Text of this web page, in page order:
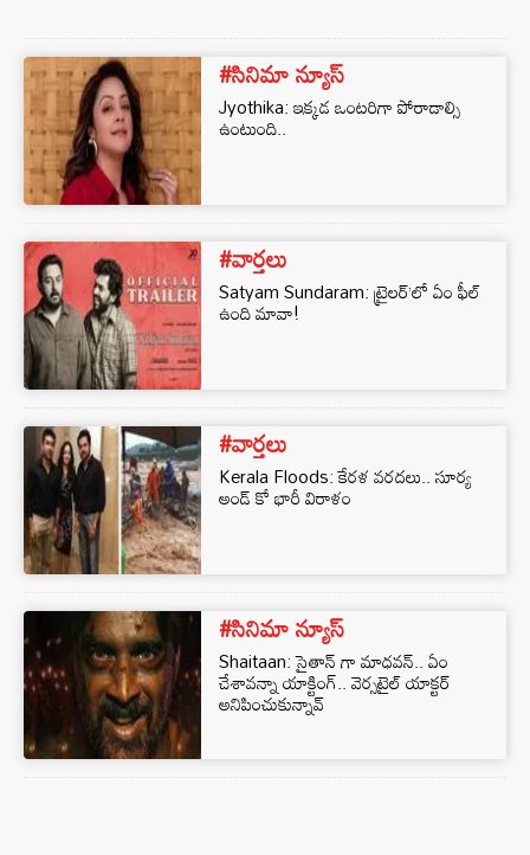
#సినిమా న్యూస్
Jyothika: ఇక్కడ ఒంటరిగా పోరాడాల్సి
ఉంటుంది..
#వార్తలు
Satyam Sundaram: ట్రైలర్’లో ఏం ఫీల్
ఉంది మావా!
#వార్తలు
Kerala Floods: కేరళ వరదలు.. సూర్య
అండ్ కో భారీ విరాళం
#సినిమా న్యూస్
Shaitaan: సైతాన్ గా మాధవన్.. ఏం
చేశావన్నా యాక్టింగ్.. వెర్సటైల్ యాక్టర్
అనిపించుకున్నావ్